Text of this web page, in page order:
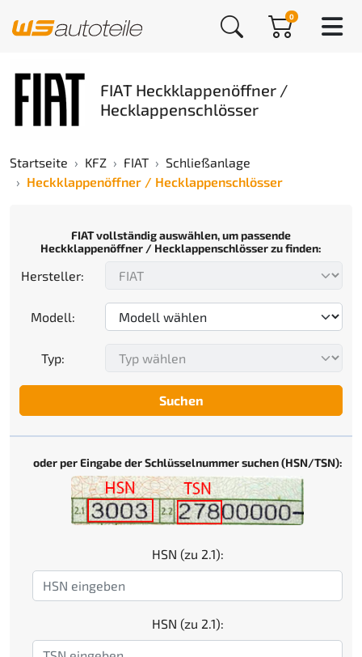
0
FIAT Heckklappenöffner /
Hecklappenschlösser
Startseite KFZ FIAT
Schließanlage
Heckklappenöffner / Hecklappenschlösser
FIAT vollständig auswählen, um passende
Heckklappenöffner / Hecklappenschlösser zu finden:
Hersteller:
Modell:
Typ:
Suchen
oder per Eingabe der Schlüsselnummer suchen (HSN/TSN):
HSN (zu 2.1):
HSN (zu 2.1):